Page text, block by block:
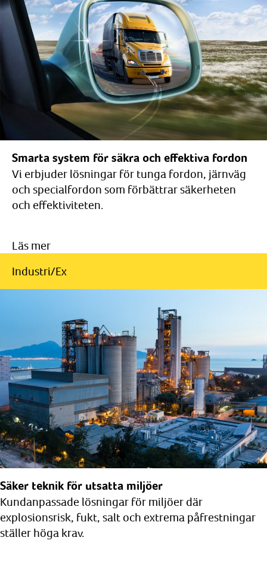
Smarta system för säkra och effektiva fordon
Vi erbjuder lösningar för tunga fordon, järnväg
och specialfordon som förbättrar säkerheten
och effektiviteten.
Läs mer
Industri/Ex
Säker teknik för utsatta miljöer
Kundanpassade lösningar för miljöer där
explosionsrisk, fukt, salt och extrema påfrestningar
ställer höga krav.